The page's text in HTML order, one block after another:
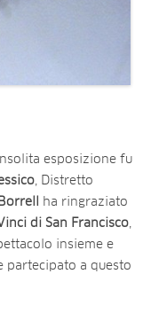
esposizione fu
, Distretto
ha ringraziato
di San Francisco,
insieme e
partecipato a questo